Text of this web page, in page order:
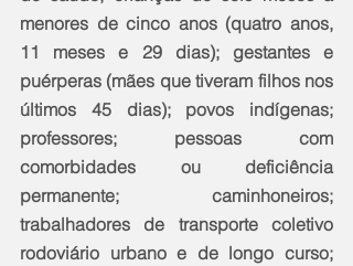
menores de cinco anos (quatro anos,
11 meses e 29 dias); gestantes e
puérperas (mães que tiveram filhos nos
últimos 45 dias); povos indígenas;
professores; pessoas com
comorbidades ou deficiência
permanente; caminhoneiros;
trabalhadores de transporte coletivo
rodoviário urbano e de longo curso;